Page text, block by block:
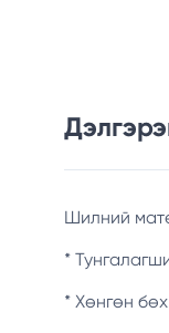
Шилний
*
* Хөнгөн